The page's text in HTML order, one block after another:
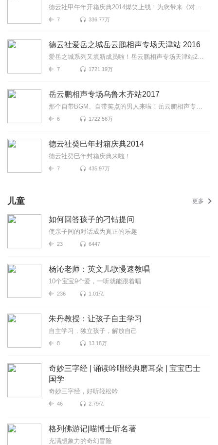
德云社甲午年开箱庆典2014爆笑上线！为您带来《对春联》《瞧这一家子》《学满语》等高能相声！各种爆笑...
7 336.77万
德云社爱岳之城岳云鹏相声专场天津站 2016
爱岳之城系列又填新成员啦！岳云鹏相声专场天津站2016报道！这一次小岳岳又会给我们带来什么样的爆笑片...
7 1721.19万
岳云鹏相声专场乌鲁木齐站2017
那个自带BGM、自带笑点的男人来啦！岳云鹏相声专场乌鲁木齐站2017爆笑来袭！更有《下象棋》《对春联》《...
6 1722.56万
德云社癸巳年封箱庆典2014
德云社癸巳年封箱庆典来啦！
7 435.97万
儿童 更多
如何回答孩子的刁钻提问
使亲子间的对话成为真正的乐趣
23 6447
杨沁老师：英文儿歌慢速教唱
10个宝宝9个爱，一听就能跟着唱
236 1.01亿
朱丹教授：让孩子自主学习
自主学习，独立孩子，解放自己
8 13.18万
奇妙三字经 | 诵读吟唱经典磨耳朵 | 宝宝巴士
国学
奇妙三字经，好听轻松吟
46 2.79亿
格列佛游记|喵博士听名著
充满想象力的奇幻冒险